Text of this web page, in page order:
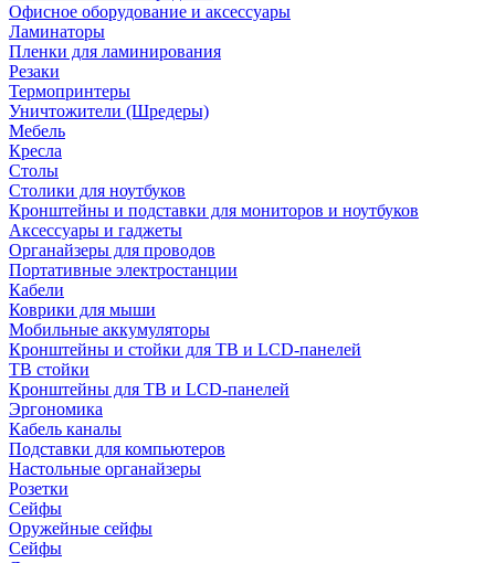
Офисное оборудование и аксессуары
Ламинаторы
Пленки для ламинирования
Резаки
Термопринтеры
Уничтожители (Шредеры)
Мебель
Кресла
Столы
Столики для ноутбуков
Кронштейны и подставки для мониторов и ноутбуков
Аксессуары и гаджеты
Органайзеры для проводов
Портативные электростанции
Кабели
Коврики для мыши
Мобильные аккумуляторы
Кронштейны и стойки для ТВ и LCD-панелей
ТВ стойки
Кронштейны для ТВ и LCD-панелей
Эргономика
Кабель каналы
Подставки для компьютеров
Настольные органайзеры
Розетки
Сейфы
Оружейные сейфы
Сейфы